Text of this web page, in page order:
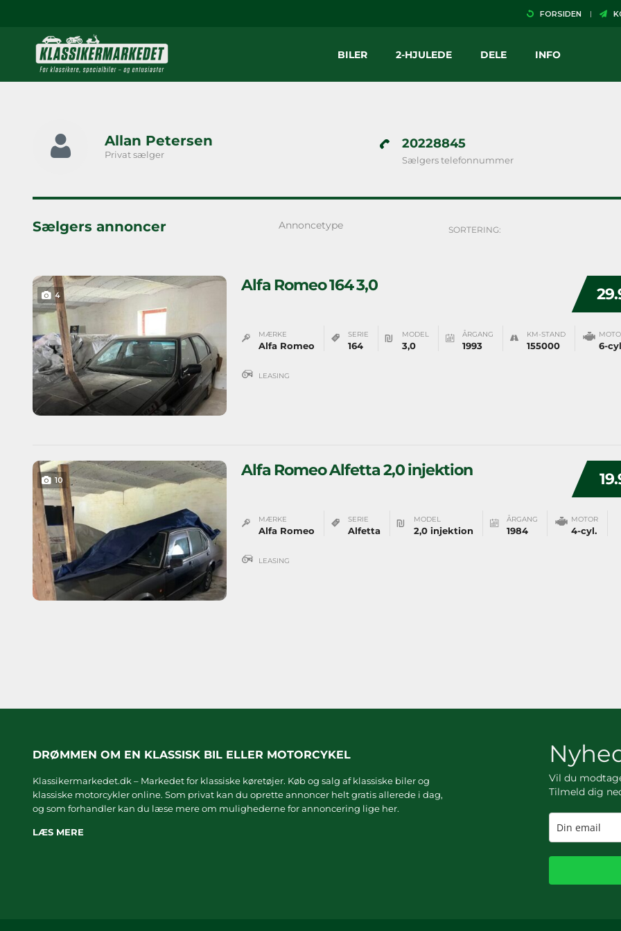
FORSIDEN
BILER 2-HJULEDE DELE INFO
Allan Petersen
Privat sælger
20228845
Sælgers telefonnummer
Sælgers annoncer Annoncetype SORTERING:
4
Alfa Romeo 164 3,0
MÆRKE
Alfa Romeo
SERIE
164
MODEL
3,0
ÅRGANG
1993
KM-STAND
155000 6-
LEASING
10
Alfa Romeo Alfetta 2,0 injektion
MÆRKE
Alfa Romeo
SERIE
Alfetta
MODEL
2,0 injektion
ÅRGANG
1984
MOTOR
4-cyl.
LEASING
DRØMMEN OM EN KLASSISK BIL ELLER MOTORCYKEL
Klassikermarkedet.dk – Markedet for klassiske køretøjer. Køb og salg af klassiske biler og
klassiske motorcykler online. Som privat kan du oprette annoncer helt gratis allerede i dag,
og som forhandler kan du læse mere om mulighederne for annoncering lige her.
LÆS MERE
Vil du
Tilmeld dig